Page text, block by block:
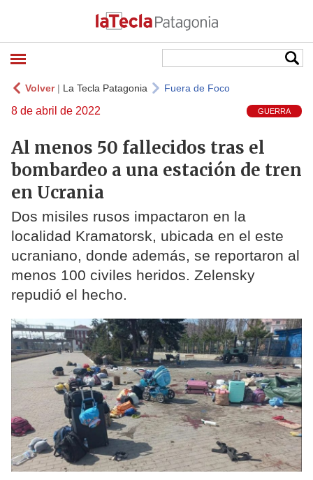
Volver| La Tecla Patagonia Fuera de Foco
8 de abril de 2022 GUERRA
Al menos 50 fallecidos tras el
bombardeo a una estación de tren
en Ucrania
Dos misiles rusos impactaron en la
localidad Kramatorsk, ubicada en el este
ucraniano, donde además, se reportaron al
menos 100 civiles heridos. Zelensky
repudió el hecho.